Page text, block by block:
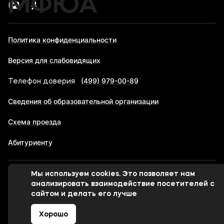
МФЮА
Политика конфиденциальности
Версия для слабовидящих
Телефон доверия (499) 979-00-89
Сведения об образовательной организации
Схема проезда
Абитуриенту
© 1998-2026 Московский финансово-юридический
университет МФЮА
Сделано в
Мы используем cookies. Это позволяет нам
анализировать взаимодействие посетителей с
сайтом и делать его лучше
Хорошо